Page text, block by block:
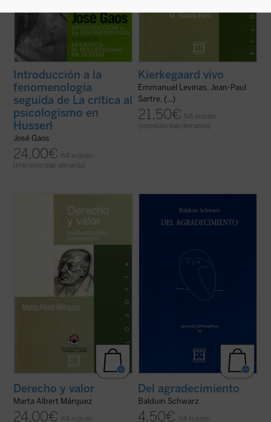
Introducción a la
fenomenología
seguida de La crítica al
psicologismo en
Husserl
José Gaos
24,00€
IVA incluido
(Impresión bajo demanda)
Kierkegaard vivo
Emmanuel Levinas, Jean-Paul
Sartre, (...)
21,50€
IVA incluido
(Impresión bajo demanda)
contiene un
ensayo de fundamentación de una filosofía
del derecho en la fenomenología del filósofo
(ver ficha)
Derecho y valor
Marta Albert Márquez
24,00€ IVA incluido
agradecimiento, que representa algo tan
simple y a la vez tan hondo en el conjunto
de los fenómenos humanos? Para someter
Del agradecimiento
Balduin Schwarz
4,50€ IVA incluido